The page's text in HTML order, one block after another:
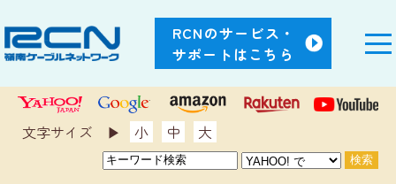
RCNのサービス・
サポートはこちら
文字サイズ ▶︎ 小 中 大